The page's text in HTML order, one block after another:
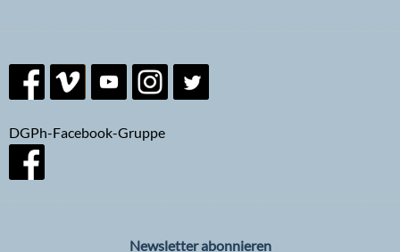
DGPh-Facebook-Gruppe
Newsletter abonnieren